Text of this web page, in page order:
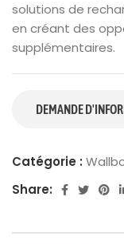
solutions de
en créant des
supplémentaires.
Catégorie :
Share: